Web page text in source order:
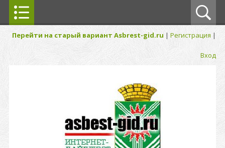
Перейти на старый вариант Asbrest-gid.ru | Регистрация |
Вход